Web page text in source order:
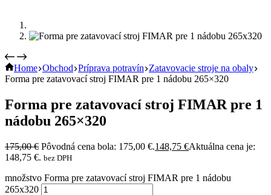
Home Obchod Príprava potravín Zatavovacie stroje na obaly
Forma pre zatavovací stroj FIMAR pre 1 nádobu 265×320
Forma pre zatavovací stroj FIMAR pre 1
nádobu 265×320
175,00€ Pôvodná cena bola: 175,00 €.148,75 €Aktuálna cena je:
148,75 €. bez DPH
množstvo Forma pre zatavovací stroj FIMAR pre 1 nádobu
265x320